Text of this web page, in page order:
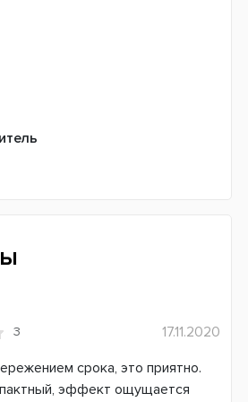
3
17.11.2020
срока, это приятно.
эффект ощущается